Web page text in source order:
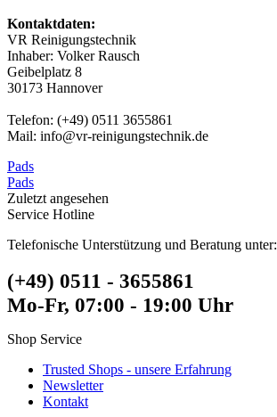
Kontaktdaten:
VR Reinigungstechnik
Inhaber: Volker Rausch
Geibelplatz 8
30173 Hannover
Telefon: (+49) 0511 3655861
Mail: info@vr-reinigungstechnik.de
Pads
Pads
Zuletzt angesehen
Service Hotline
Telefonische Unterstützung und Beratung unter:
(+49) 0511 - 3655861
Mo-Fr, 07:00 - 19:00 Uhr
Shop Service
Trusted Shops - unsere Erfahrung
Newsletter
Kontakt